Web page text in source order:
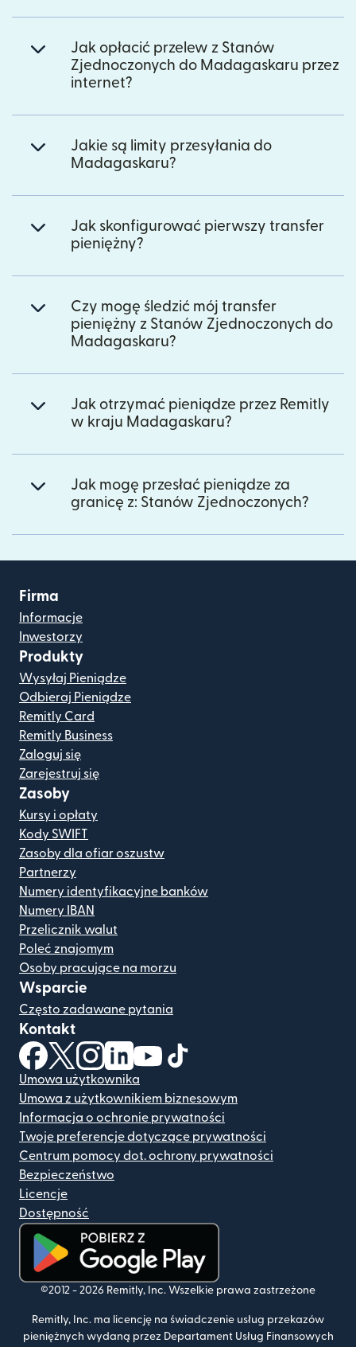
Jak opłacić przelew z Stanów
Zjednoczonych do Madagaskaru przez
internet?
Jakie są limity przesyłania do
Madagaskaru?
Jak skonfigurować pierwszy transfer
pieniężny?
Czy mogę śledzić mój transfer
pieniężny z Stanów Zjednoczonych do
Madagaskaru?
Jak otrzymać pieniądze przez Remitly
w kraju Madagaskaru?
Jak mogę przesłać pieniądze za
granicę z: Stanów Zjednoczonych?
Firma
Informacje
Inwestorzy
Produkty
Wysyłaj Pieniądze
Odbieraj Pieniądze
Remitly Card
Remitly Business
Zaloguj się
Zarejestruj się
Zasoby
Kursy i opłaty
Kody SWIFT
Zasoby dla ofiar oszustw
Partnerzy
Numery identyfikacyjne banków
Numery IBAN
Przelicznik walut
Poleć znajomym
Osoby pracujące na morzu
Wsparcie
Często zadawane pytania
Kontakt
(otwiera się w nowym oknie)
(otwiera się w nowym oknie)
(otwiera się w nowym oknie)
(otwiera się w nowym oknie)
(otwiera się w nowym oknie)
Umowa użytkownika
Umowa z użytkownikiem biznesowym
Informacja o ochronie prywatności
Twoje preferencje dotyczące prywatności
Centrum pomocy dot. ochrony prywatności
Bezpieczeństwo
Licencje
Dostępność
(otwiera się w nowym oknie)
©2012 - 2026 Remitly, Inc. Wszelkie prawa zastrzeżone
Remitly, Inc. ma licencję na świadczenie usług przekazów
pieniężnych wydaną przez Departament Usług Finansowych